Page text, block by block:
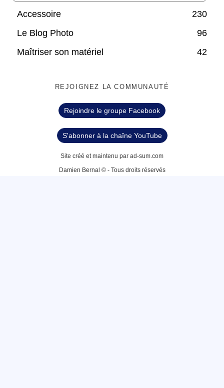
Accessoire
230
Le Blog Photo
96
Maîtriser son matériel
42
REJOIGNEZ LA COMMUNAUTÉ
Rejoindre le groupe Facebook
S'abonner à la chaîne YouTube
Site créé et maintenu par ad-sum.com
Damien Bernal © - Tous droits réservés